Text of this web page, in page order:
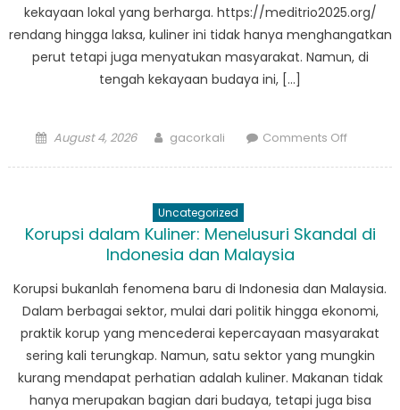
kekayaan lokal yang berharga. https://meditrio2025.org/
rendang hingga laksa, kuliner ini tidak hanya menghangatkan
perut tetapi juga menyatukan masyarakat. Namun, di
tengah kekayaan budaya ini, […]
Posted
August 4, 2026 Author
gacorkali Comments Offon
dan
Isu
Global
di
Lokal
Uncategorized
Korupsi dalam Kuliner: Menelusuri Skandal di
Indonesia dan Malaysia
Korupsi bukanlah fenomena baru di Indonesia dan Malaysia.
Dalam berbagai sektor, mulai dari politik hingga ekonomi,
praktik korup yang mencederai kepercayaan masyarakat
sering kali terungkap. Namun, satu sektor yang mungkin
kurang mendapat perhatian adalah kuliner. Makanan tidak
hanya merupakan bagian dari budaya, tetapi juga bisa